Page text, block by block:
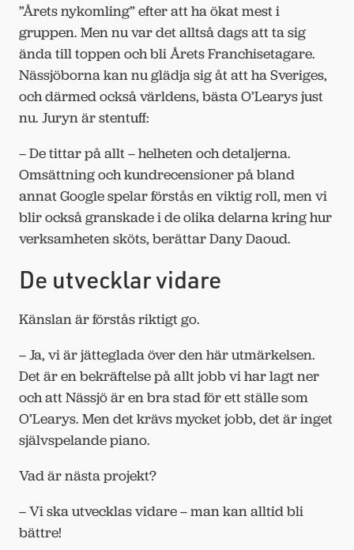
”Årets nykomling” efter att ha ökat mest i
gruppen. Men nu var det alltså dags att ta sig
ända till toppen och bli Årets Franchisetagare.
Nässjöborna kan nu glädja sig åt att ha Sveriges,
och därmed också världens, bästa O’Learys just
nu. Juryn är stentuff:
– De tittar på allt – helheten och detaljerna.
Omsättning och kundrecensioner på bland
annat Google spelar förstås en viktig roll, men vi
blir också granskade i de olika delarna kring hur
verksamheten sköts, berättar Dany Daoud.
De utvecklar vidare
Känslan är förstås riktigt go.
– Ja, vi är jätteglada över den här utmärkelsen.
Det är en bekräftelse på allt jobb vi har lagt ner
och att Nässjö är en bra stad för ett ställe som
O’Learys. Men det krävs mycket jobb, det är inget
självspelande piano.
Vad är nästa projekt?
– Vi ska utvecklas vidare – man kan alltid bli
bättre!